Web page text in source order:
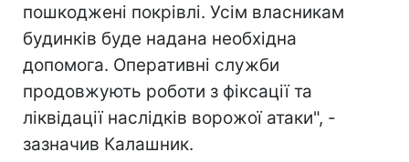
пошкоджені покрівлі. Усім власникам
будинків буде надана необхідна
допомога. Оперативні служби
продовжують роботи з фіксації та
ліквідації наслідків ворожої атаки", -
зазначив Калашник.